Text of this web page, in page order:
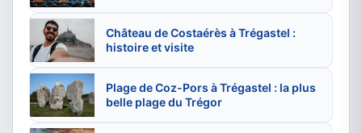
Château de Costaérès à Trégastel :
histoire et visite
Plage de Coz-Pors à Trégastel : la plus
belle plage du Trégor